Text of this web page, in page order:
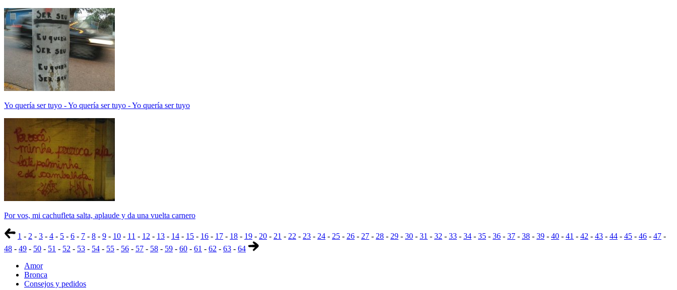
Yo quería ser tuyo - Yo quería ser tuyo - Yo quería ser tuyo
Por vos, mi cachufleta salta, aplaude y da una vuelta carnero
1 - 2 - 3 - 4 - 5 - 6 - 7 - 8 - 9 - 10 - 11 - 12 - 13 - 14 - 15 - 16 - 17 - 18 - 19 - 20 - 21 - 22 - 23 - 24 - 25 - 26 - 27 - 28 - 29 - 30 - 31 - 32 - 33 - 34 - 35 - 36 - 37 - 38 - 39 - 40 - 41 - 42 - 43 - 44 - 45 - 46 - 47 -
48 - 49 - 50 - 51 - 52 - 53 - 54 - 55 - 56 - 57 - 58 - 59 - 60 - 61 - 62 - 63 - 64
Amor
Bronca
Consejos y pedidos